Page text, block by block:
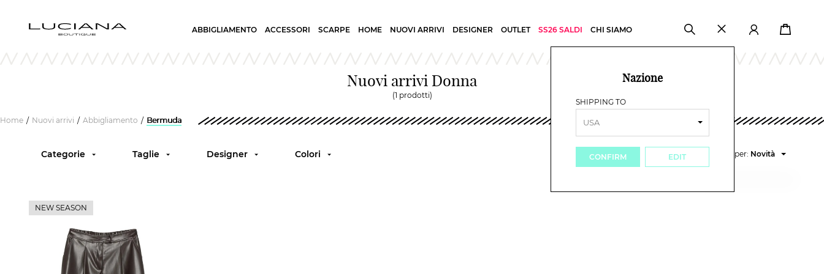
ABBIGLIAMENTO ACCESSORI SCARPE HOME NUOVI ARRIVI DESIGNER OUTLET SS26 SALDI CHI SIAMO
Nazione
SHIPPING TO
CONFIRM EDIT
Nuovi arrivi Donna
(1 prodotti)
Home / Nuovi arrivi / Abbigliamento / Bermuda
Categorie Taglie Designer Colori Ordina per: Novità
Prezzo crescente
NEW SEASON